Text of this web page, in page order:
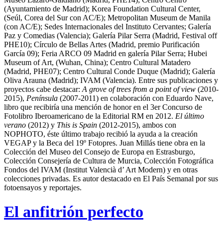
(Ayuntamiento de Madrid); Korea Foundation Cultural Center,
(Seúl, Corea del Sur con AC/E); Metropolitan Museum de Manila
(con AC/E); Sedes Internacionales del Instituto Cervantes; Galería
Paz y Comedias (Valencia); Galería Pilar Serra (Madrid, Festival off
PHE10); Círculo de Bellas Artes (Madrid, premio Purificación
García 09); Feria ARCO 09 Madrid en galería Pilar Serra; Hubei
Museum of Art, (Wuhan, China); Centro Cultural Matadero
(Madrid, PHE07); Centro Cultural Conde Duque (Madrid); Galería
Oliva Arauna (Madrid); IVAM (Valencia). Entre sus publicaciones y
proyectos cabe destacar: A grove of trees from a point of view (2010-
2015), Península (2007-2011) en colaboración con Eduardo Nave,
libro que recibiría una mención de honor en el 3er Concurso de
Fotolibro Iberoamericano de la Editorial RM en 2012. El último
verano (2012) y This is Spain (2012-2015), ambos con
NOPHOTO, éste último trabajo recibió la ayuda a la creación
VEGAP y la Beca del 19º Fotopres. Juan Millás tiene obra en la
Colección del Museo del Consejo de Europa en Estrasburgo,
Colección Consejería de Cultura de Murcia, Colección Fotográfica
Fondos del IVAM (Institut Valencià d’ Art Modern) y en otras
colecciones privadas. Es autor destacado en El País Semanal por sus
fotoensayos y reportajes.
El anfitrión perfecto